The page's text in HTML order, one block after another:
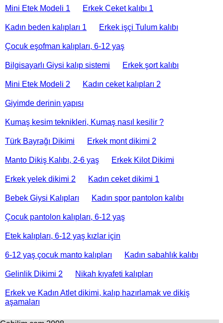
Mini Etek Modeli 1 Erkek Ceket kalıbı 1
Kadın beden kalıpları 1 Erkek işçi Tulum kalıbı
Çocuk eşofman kalıpları, 6-12 yaş
Bilgisayarlı Giysi kalıp sistemi Erkek şort kalıbı
Mini Etek Modeli 2 Kadın ceket kalıpları 2
Giyimde derinin yapısı
Kumaş kesim teknikleri, Kumaş nasıl kesilir ?
Türk Bayrağı Dikimi Erkek mont dikimi 2
Manto Dikiş Kalıbı, 2-6 yaş Erkek Kilot Dikimi
Erkek yelek dikimi 2 Kadın ceket dikimi 1
Bebek Giysi Kalıpları Kadın spor pantolon kalıbı
Çocuk pantolon kalıpları, 6-12 yaş
Etek kalıpları, 6-12 yaş kızlar için
6-12 yaş çocuk manto kalıpları Kadın sabahlık kalıbı
Gelinlik Dikimi 2 Nikah kıyafeti kalıpları
Erkek ve Kadın Atlet dikimi, kalıp hazırlamak ve dikiş
aşamaları